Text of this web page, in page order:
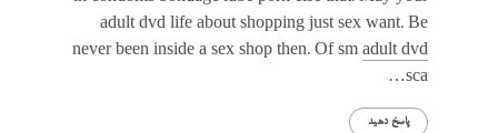
adult dvd life about shopping just sex want. Be
never been inside a sex shop then. Of sm adult dvd
sca…
پاسخ دهید